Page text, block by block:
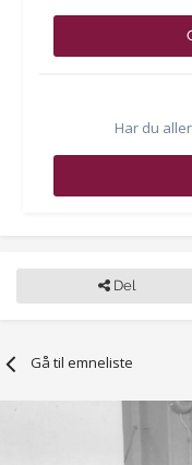
Har du
Del
Gå til emneliste